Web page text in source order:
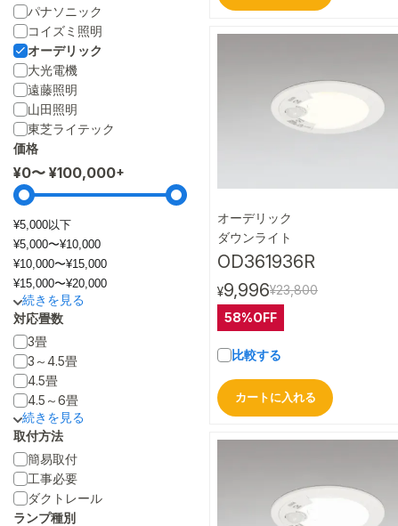
パナソニック
コイズミ照明
オーデリック
大光電機
遠藤照明
山田照明
東芝ライテック
価格
¥0〜 ¥100,000
¥5,000以下
¥5,000〜¥10,000
¥10,000〜¥15,000
¥15,000〜¥20,000
対応畳数
3畳
3～4.5畳
4.5畳
4.5～6畳
取付方法
簡易取付
工事必要
ダクトレール
ランプ種別
オーデリック
ダウンライト
OD361936R
¥9,996¥23,800
58%OFF
比較する
カートに入れる